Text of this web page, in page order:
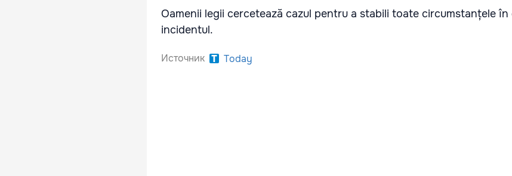
Oamenii legii cercetează cazul pentru a stabili toate circumstanțele
incidentul.
Источник Today